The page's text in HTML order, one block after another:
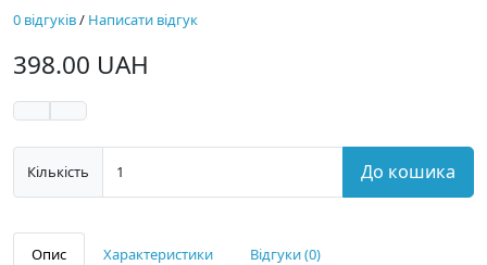
0 відгуків/ Написати відгук
398.00 UAH
Кількість До кошика
Опис Характеристики
Відгуки (0)